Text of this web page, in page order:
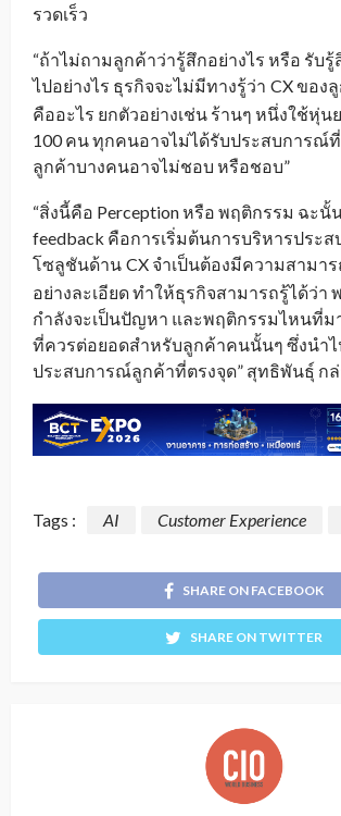
รวดเร็ว
“ถ้าไม่ถามลูกค้าว่ารู้สึกอย่างไร หรือ รับ
ไปอย่างไร ธุรกิจจะไม่มีทางรู้ว่า CX ของ
คืออะไร ยกตัวอย่างเช่น ร้านๆ หนึ่งใช้หุ่
100 คน ทุกคนอาจไม่ได้รับประสบการณ์
ลูกค้าบางคนอาจไม่ชอบ หรือชอบ”
“สิ่งนี้คือ Perception หรือ พฤติกรรม ฉะนั้
feedback คือการเริ่มต้นการบริหารประ
โซลูชันด้าน CX จำเป็นต้องมีความสามา
อย่างละเอียด ทำให้ธุรกิจสามารถรู้ได้ว่า
กำลังจะเป็นปัญหา และพฤติกรรมไหนที่
ที่ควรต่อยอดสำหรับลูกค้าคนนั้นๆ ซึ่งนำไ
ประสบการณ์ลูกค้าที่ตรงจุด” สุทธิพันธุ์ ก
Tags : AI Customer Experience
SHARE ON FACEBOOK
SHARE ON TWITTER